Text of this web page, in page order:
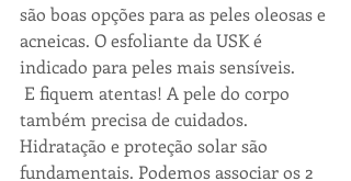
são boas opções para as peles oleosas e
acneicas. O esfoliante da USK é
indicado para peles mais sensíveis.
E fiquem atentas! A pele do corpo
também precisa de cuidados.
Hidratação e proteção solar são
fundamentais. Podemos associar os 2